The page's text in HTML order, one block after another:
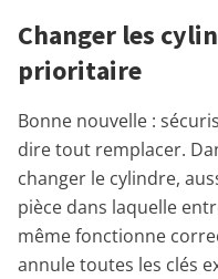
Changer les
prioritaire
Bonne nouvelle :
dire tout remplacer.
changer le cylindre,
pièce dans laquelle
même fonctionne
annule toutes les clés